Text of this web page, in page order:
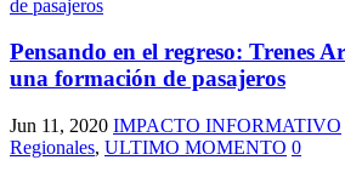
Pensando en el regreso: Trenes
una formación de pasajeros
Jun 11, 2020 IMPACTO INFORMATIVO
Regionales, ULTIMO MOMENTO 0